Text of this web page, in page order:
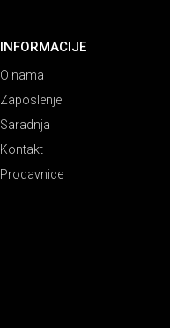
INFORMACIJE
O nama
Zaposlenje
Saradnja
Kontakt
Prodavnice